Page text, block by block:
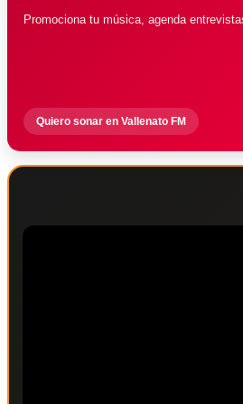
Promociona tu música, agenda
Quiero sonar en Vallenato FM